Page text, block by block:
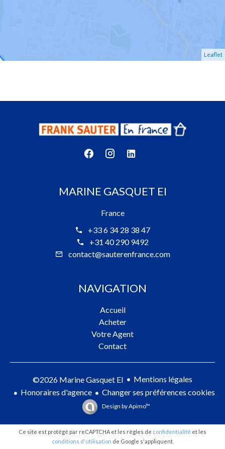
Leaflet
MARINE GASQUET EI
France
+33 6 34 28 38 47
+31 40 290 9492
contact@sauterenfrance.com
NAVIGATION
Accueil
Acheter
Votre Agent
Contact
©2026 Marine Gasquet EI
Mentions légales
Honoraires d'agence
Changer ses préférences cookies
Design byApimo™
Ce site est protégé par reCAPTCHA et les règles de confidentialité et les
conditions d'utilisation de Google s'appliquent.